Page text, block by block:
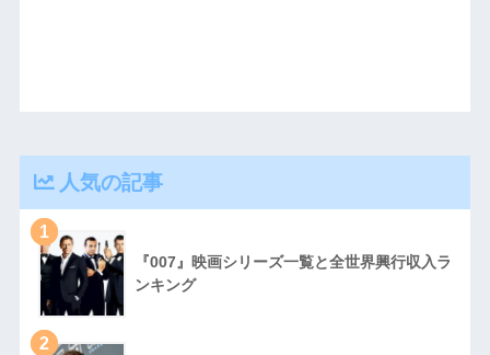
人気の記事
1
『007』映画シリーズ一覧と全世界興行収入ラ
ンキング
2